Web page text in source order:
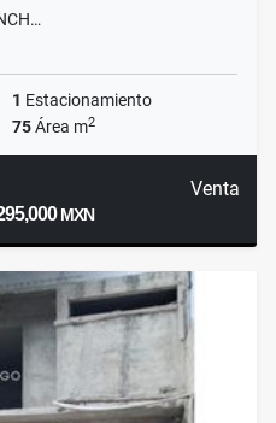
1 Estacionamiento
75Área m2
Venta
MXN